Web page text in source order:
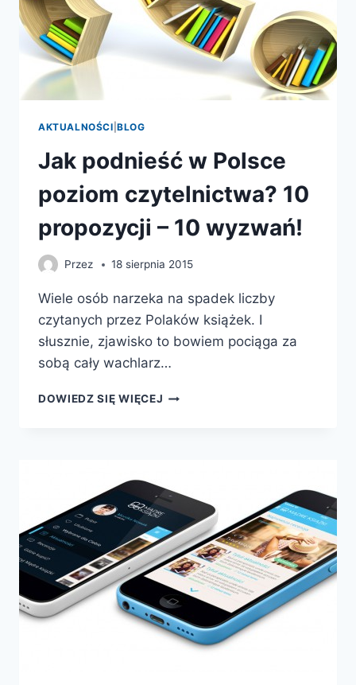
AKTUALNOŚCI |BLOG
Jak podnieść w Polsce
poziom czytelnictwa? 10
propozycji – 10 wyzwań!
Przez 18 sierpnia 2015
Wiele osób narzeka na spadek liczby
czytanych przez Polaków książek. I
słusznie, zjawisko to bowiem pociąga za
sobą cały wachlarz…
DOWIEDZ SIĘ WIĘCEJ JAK
10
PROPOZYCJI
–
10
WYZWAŃ!